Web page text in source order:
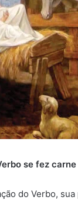
se fez
do Verbo,